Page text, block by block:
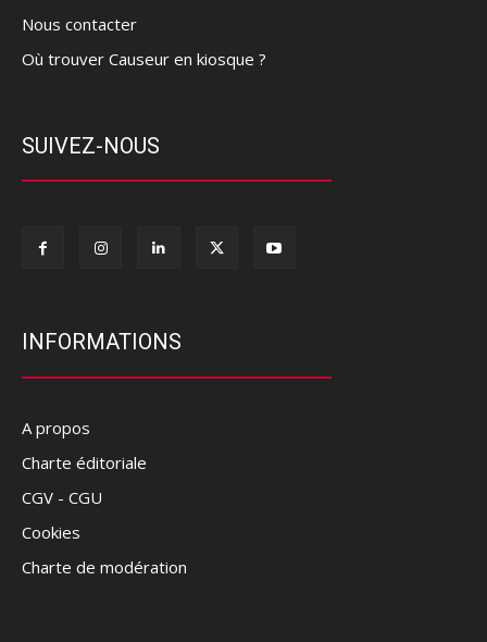
Nous contacter
Où trouver Causeur en kiosque ?
SUIVEZ-NOUS
INFORMATIONS
A propos
Charte éditoriale
CGV - CGU
Cookies
Charte de modération